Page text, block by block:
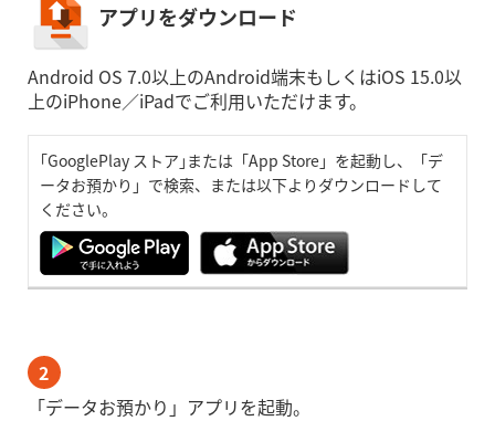
アプリをダウンロード
Android OS 7.0以上のAndroid端末もしくはiOS 15.0以
上のiPhone／iPadでご利用いただけます。
｢GooglePlay ストア｣または「App Store」を起動し、「デ
ータお預かり」で検索、または以下よりダウンロードして
ください。
2
「データお預かり」アプリを起動。